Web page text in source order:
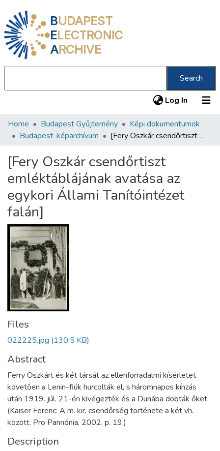
BUDAPEST
ELECTRONIC
ARCHIVE
Search
Log In (current)
Communities & Collections
Statistics
About us
Home Budapest Gyűjtemény
Képi dokumentumok
Budapest-képarchívum
[Fery Oszkár csendőrtiszt emléktáblájának avatása az egykori Állami Tanítóintézet falán]
[Fery Oszkár csendőrtiszt
emléktáblájának avatása az
egykori Állami Tanítóintézet
falán]
Files
022225.jpg (130.5 KB)
Abstract
Ferry Oszkárt és két társát az ellenforradalmi kísérletet
követően a Lenin-fiúk hurcolták el, s háromnapos kínzás
után 1919. júl. 21-én kivégezték és a Dunába dobták őket.
(Kaiser Ferenc: A m. kir. csendőrség története a két vh.
között. Pro Pannónia, 2002. p. 19.)
Description